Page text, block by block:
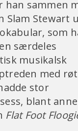
han sammen
Slam Stewart
som
særdeles
musikalsk
med
stor
blant
Flat Foot